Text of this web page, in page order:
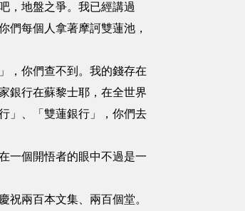
，地盤之爭。我已經講過
們每個人拿著摩訶雙蓮池，
，你們查不到。我的錢存在
銀行在蘇黎士耶，在全世界
」、「雙蓮銀行」，你們去
一個開悟者的眼中不過是一
祝兩百本文集、兩百個堂。